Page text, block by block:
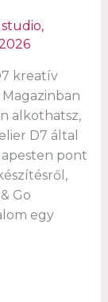
studio,
kreatív
alkothatsz,
D7 által
pont
Go
egy